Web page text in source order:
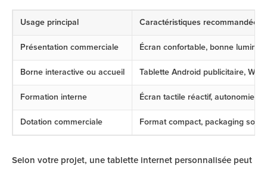
Usage principal Caractéristiques recommandées
Présentation commerciale Écran confortable, bonne
Borne interactive ou accueil Tablette Android publicitaire,
Formation interne Écran tactile réactif, autonomie
Dotation commerciale Format compact, packaging
Selon votre projet, une tablette internet personnalisée peut